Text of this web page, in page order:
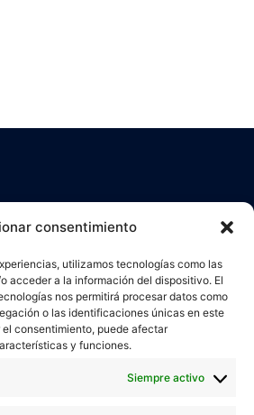
consentimiento
utilizamos tecnologías como las
acceder a la información del dispositivo. El
nos permitirá procesar datos como
o las identificaciones únicas en este
consentimiento, puede afectar
y funciones.
Siempre activo